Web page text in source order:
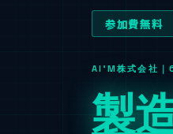
参加費無料
AI'M株式会社｜
製